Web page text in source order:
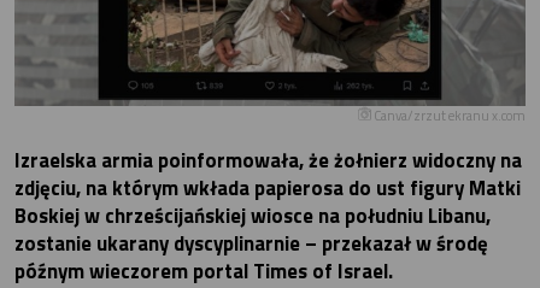
Canva/zrzut ekranu x.com
Izraelska armia poinformowała, że żołnierz widoczny na
zdjęciu, na którym wkłada papierosa do ust figury Matki
Boskiej w chrześcijańskiej wiosce na południu Libanu,
zostanie ukarany dyscyplinarnie – przekazał w środę
późnym wieczorem portal Times of Israel.